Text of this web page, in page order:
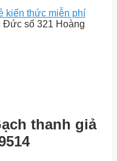
kiến thức miễn phí
Đức số 321 Hoàng
thanh giả